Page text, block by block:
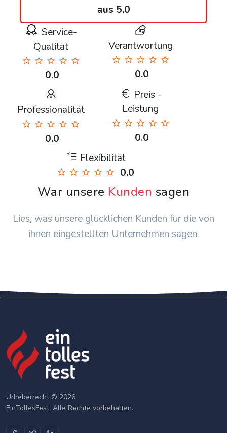
aus 5.0
Service-
Qualität
0.0
Verantwortung
0.0
Professionalität
0.0
Preis -
Leistung
0.0
Flexibilität
0.0
War unsere Kunden sagen
Lies, was unsere glücklichen Kunden für die von
ihnen eingestellten Unternehmen sagen.
Urheberrecht © 2026
EinTollesFest. Alle Rechte vorbehalten.